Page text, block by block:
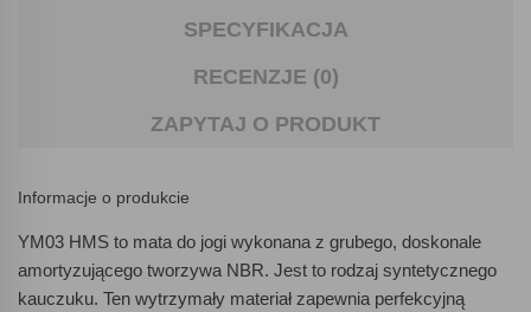
SPECYFIKACJA
RECENZJE (0)
ZAPYTAJ O PRODUKT
Informacje o produkcie
YM03 HMS to mata do jogi wykonana z grubego, doskonale
amortyzującego tworzywa NBR. Jest to rodzaj syntetycznego
kauczuku. Ten wytrzymały materiał zapewnia perfekcyjną